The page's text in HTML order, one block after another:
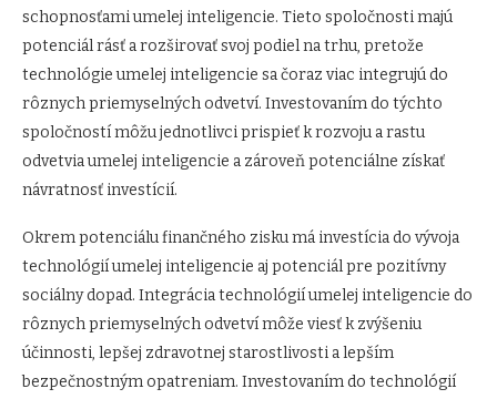
schopnosťami umelej inteligencie. Tieto spoločnosti majú
potenciál rásť a rozširovať svoj podiel na trhu, pretože
technológie umelej inteligencie sa čoraz viac integrujú do
rôznych priemyselných odvetví. Investovaním do týchto
spoločností môžu jednotlivci prispieť k rozvoju a rastu
odvetvia umelej inteligencie a zároveň potenciálne získať
návratnosť investícií.
Okrem potenciálu finančného zisku má investícia do vývoja
technológií umelej inteligencie aj potenciál pre pozitívny
sociálny dopad. Integrácia technológií umelej inteligencie do
rôznych priemyselných odvetví môže viesť k zvýšeniu
účinnosti, lepšej zdravotnej starostlivosti a lepším
bezpečnostným opatreniam. Investovaním do technológií